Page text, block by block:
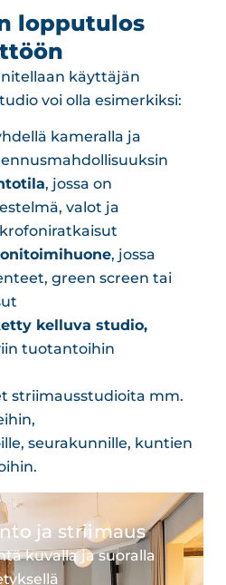
lopputulos
käyttäjän
voi olla esimerkiksi:
kameralla ja
, jossa on
valot ja
, jossa
green screen tai
kelluva studio,
tuotantoihin
striimausstudioita mm.
seurakunnille, kuntien
ja striimaus
kuvalla ja suoralla